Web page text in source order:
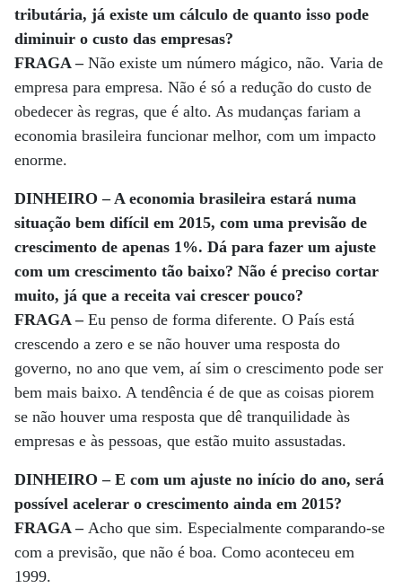
tributária, já existe um cálculo de quanto isso pode
diminuir o custo das empresas?
FRAGA –Não existe um número mágico, não. Varia de
empresa para empresa. Não é só a redução do custo de
obedecer às regras, que é alto. As mudanças fariam a
economia brasileira funcionar melhor, com um impacto
enorme.
DINHEIRO – A economia brasileira estará numa
situação bem difícil em 2015, com uma previsão de
crescimento de apenas 1%. Dá para fazer um ajuste
com um crescimento tão baixo? Não é preciso cortar
muito, já que a receita vai crescer pouco?
FRAGA – Eu penso de forma diferente. O País está
crescendo a zero e se não houver uma resposta do
governo, no ano que vem, aí sim o crescimento pode ser
bem mais baixo. A tendência é de que as coisas piorem
se não houver uma resposta que dê tranquilidade às
empresas e às pessoas, que estão muito assustadas.
DINHEIRO – E com um ajuste no início do ano, será
possível acelerar o crescimento ainda em 2015?
FRAGA – Acho que sim. Especialmente comparando-se
com a previsão, que não é boa. Como aconteceu em
1999.